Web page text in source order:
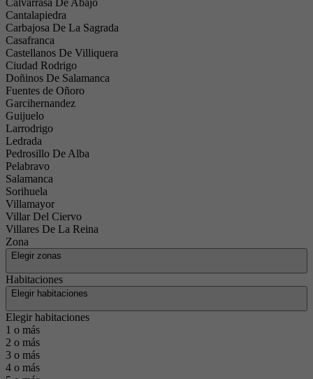
Calvarrasa De Abajo
Cantalapiedra
Carbajosa De La Sagrada
Casafranca
Castellanos De Villiquera
Ciudad Rodrigo
Doñinos De Salamanca
Fuentes de Oñoro
Garcihernandez
Guijuelo
Larrodrigo
Ledrada
Pedrosillo De Alba
Pelabravo
Salamanca
Sorihuela
Villamayor
Villar Del Ciervo
Villares De La Reina
Zona
Elegir zonas
Habitaciones
Elegir habitaciones
Elegir habitaciones
1 o más
2 o más
3 o más
4 o más